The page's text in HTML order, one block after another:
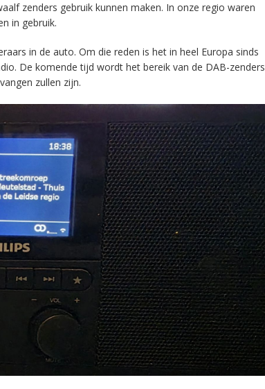
zenders gebruik kunnen maken. In onze regio waren
in gebruik.
in de auto. Om die reden is het in heel Europa sinds
De komende tijd wordt het bereik van de DAB-zenders
zullen zijn.